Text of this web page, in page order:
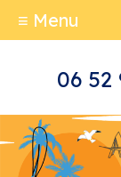
06 52
≡ Menu